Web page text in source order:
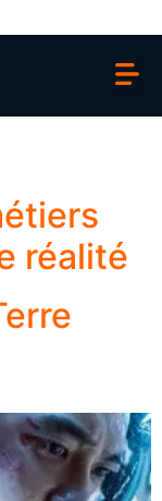
réalité